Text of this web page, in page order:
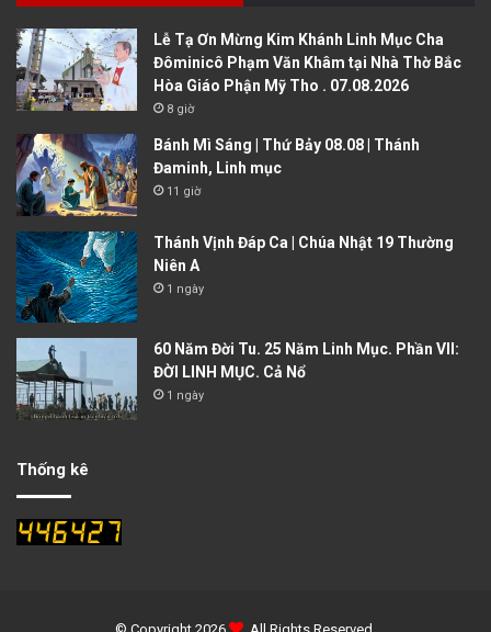
Lễ Tạ Ơn Mừng Kim Khánh Linh Mục Cha
Đôminicô Phạm Văn Khâm tại Nhà Thờ Bắc
Hòa Giáo Phận Mỹ Tho . 07.08.2026
8 giờ
Bánh Mì Sáng | Thứ Bảy 08.08 | Thánh
Đaminh, Linh mục
11 giờ
Thánh Vịnh Đáp Ca | Chúa Nhật 19 Thường
Niên A
1 ngày
60 Năm Đời Tu. 25 Năm Linh Mục. Phần VII:
ĐỜI LINH MỤC. Cả Nổ
1 ngày
Thống kê